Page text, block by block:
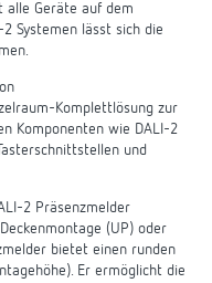
alle Geräte auf dem
Systemen lässt sich die
Komplettlösung zur
Komponenten wie DALI-2
und
2 Präsenzmelder
(UP) oder
bietet einen runden
Er ermöglicht die